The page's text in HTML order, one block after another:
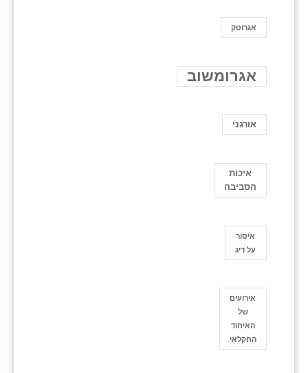
אגרוטק
אגרומשוב
אורגני
איכות
הסביבה
איסור
על דיג
אירועים
של
האיחוד
החקלאי